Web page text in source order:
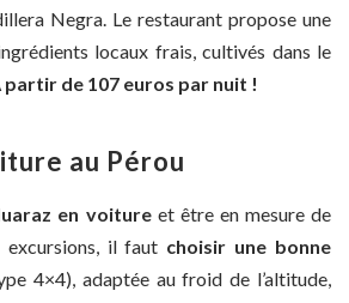
Negra. Le restaurant propose une
locaux frais, cultivés dans le
partir de 107 euros par nuit !
au Pérou
en voitureet être en mesure de
il faut choisir une bonne
4×4), adaptée au froid de l’altitude,